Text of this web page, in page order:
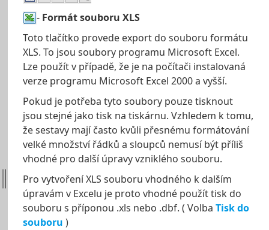
- Formát souboru XLS
Toto tlačítko provede export do souboru formátu
XLS. To jsou soubory programu Microsoft Excel.
Lze použít v případě, že je na počítači instalovaná
verze programu Microsoft Excel 2000 a vyšší.
Pokud je potřeba tyto soubory pouze tisknout
jsou stejné jako tisk na tiskárnu. Vzhledem k tomu,
že sestavy mají často kvůli přesnému formátování
velké množství řádků a sloupců nemusí být příliš
vhodné pro další úpravy vzniklého souboru.
Pro vytvoření XLS souboru vhodného k dalším
úpravám v Excelu je proto vhodné použít tisk do
souboru s příponou .xls nebo .dbf. ( Volba Tisk do
souboru )